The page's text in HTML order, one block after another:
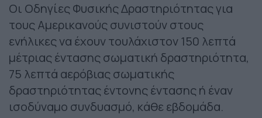
Οι Οδηγίες Φυσικής Δραστηριότητας για
τους Αμερικανούς συνιστούν στους
ενήλικες να έχουν τουλάχιστον 150 λεπτά
μέτριας έντασης σωματική δραστηριότητα,
75 λεπτά αερόβιας σωματικής
δραστηριότητας έντονης έντασης ή έναν
ισοδύναμο συνδυασμό, κάθε εβδομάδα.